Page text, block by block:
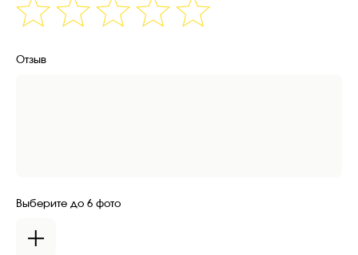
Отзыв
Выберите до 6 фото